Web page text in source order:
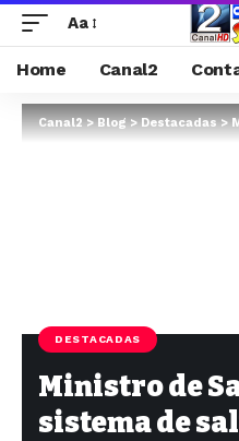
Aa
Home Canal2
Canal2>Blog>Destacadas>
DESTACADAS
Ministro de
sistema de